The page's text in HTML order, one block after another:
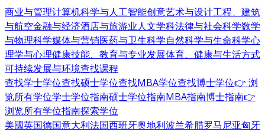
商业与管理计算机科学与人工智能创意艺术与设计工程、建筑
与航空金融与经济酒店与旅游业人文学科法律与社会科学数学
与物理科学媒体与营销医药与卫生科学自然科学与生命科学心
理学与心理健康技能、教育与专业发展体育、健康与生活方式
可持续发展与环境查找课程
查找学士学位查找硕士学位查找MBA学位查找博士学位👉 浏
览所有学位学士学位指南硕士学位指南MBA指南博士指南👉
浏览所有学位指南探索学位
美國英国德国意大利法国西班牙奥地利波兰希腊罗马尼亚匈牙